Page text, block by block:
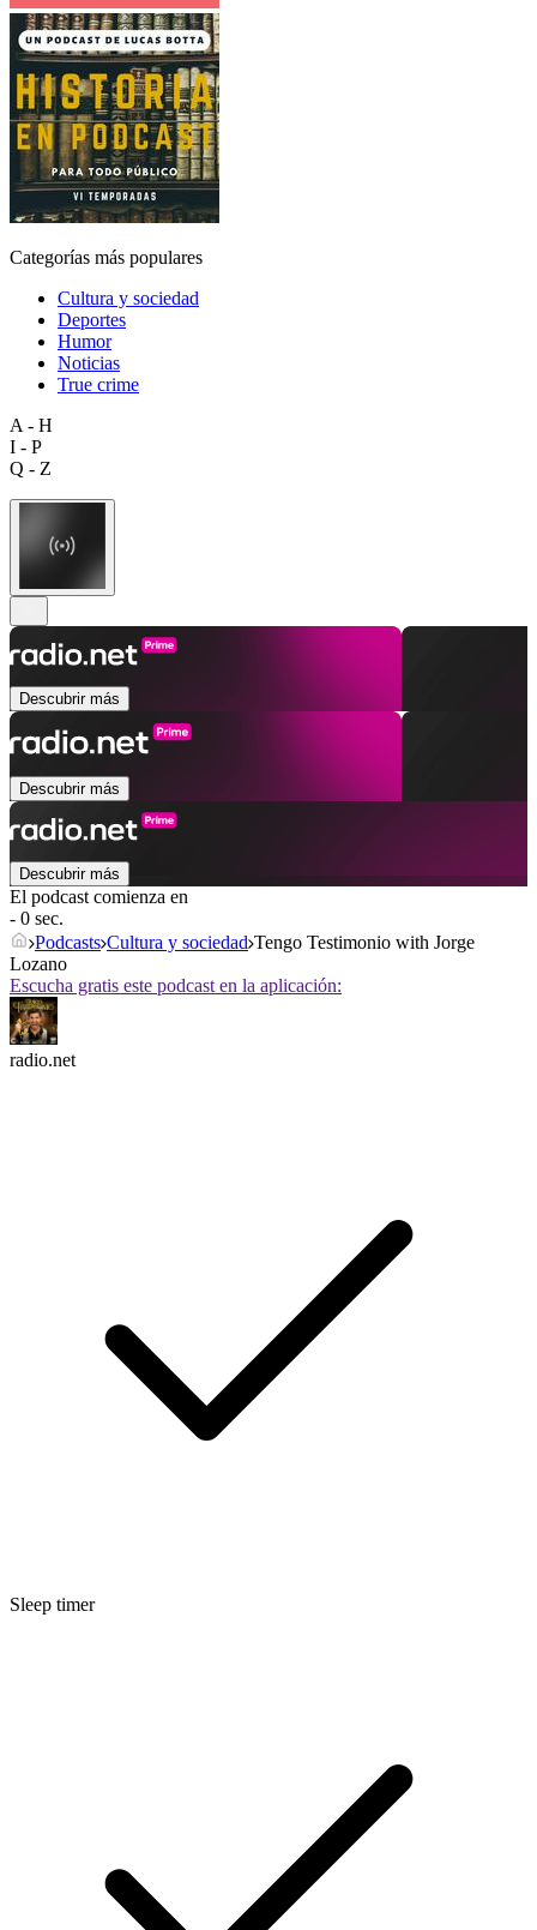
Categorías más populares
Cultura y sociedad
Deportes
Humor
Noticias
True crime
A - H
I - P
Q - Z
Descubrir más
Descubrir más
Descubrir más
El podcast comienza en
- 0 sec.
Podcasts Cultura y sociedad Tengo Testimonio with Jorge
Lozano
Escucha gratis este podcast en la aplicación:
radio.net
Sleep timer